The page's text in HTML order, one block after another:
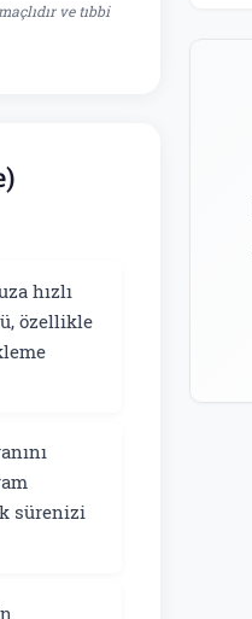
ve tıbbi
hızlı
özellikle
sürenizi